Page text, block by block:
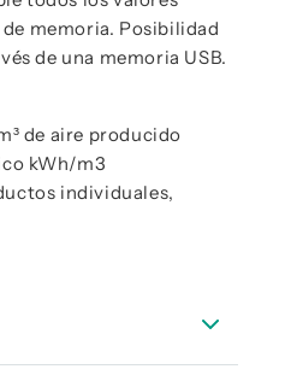
memoria. Posibilidad
de una memoria USB.
de aire producido
kWh/m3
individuales,